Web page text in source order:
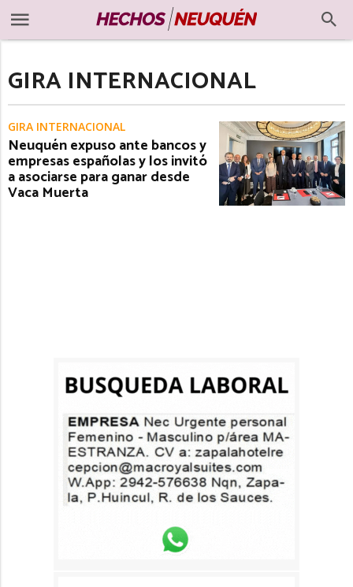
GIRA INTERNACIONAL
GIRA INTERNACIONAL
Neuquén expuso ante bancos y
empresas españolas y los invitó
a asociarse para ganar desde
Vaca Muerta